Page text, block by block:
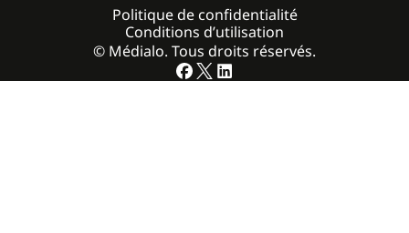
© Médialo. Tous droits réservés.
Politique de confidentialité
Conditions d’utilisation